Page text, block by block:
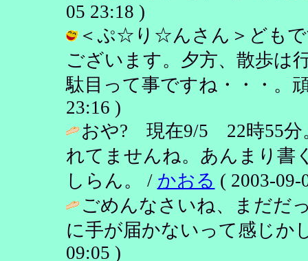
05 23:18 )
＜ぷ☆り☆んさん＞どもで
ございます。夕方、散歩は
駄目って事ですね・・・。
23:16 )
おや? 現在9/5 22時55分
れてませんね。あんまり書
しらん。 / かおる ( 2003-09-
ごめんなさいね、まだだ
に手が届かないって感じか
09:05 )